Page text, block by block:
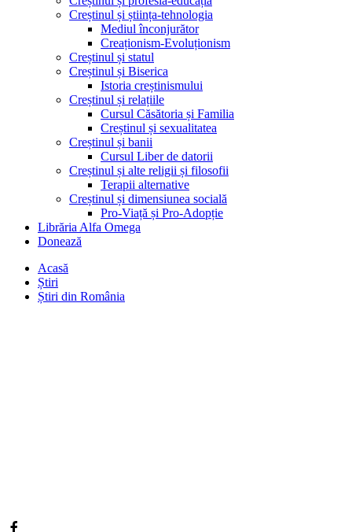
Creștinul și știința-tehnologia
Mediul înconjurător
Creaționism-Evoluționism
Creștinul și statul
Creștinul și Biserica
Istoria creștinismului
Creștinul și relațiile
Cursul Căsătoria și Familia
Creștinul și sexualitatea
Creștinul și banii
Cursul Liber de datorii
Creștinul și alte religii și filosofii
Terapii alternative
Creștinul și dimensiunea socială
Pro-Viață și Pro-Adopție
Librăria Alfa Omega
Donează
Acasă
Știri
Știri din România